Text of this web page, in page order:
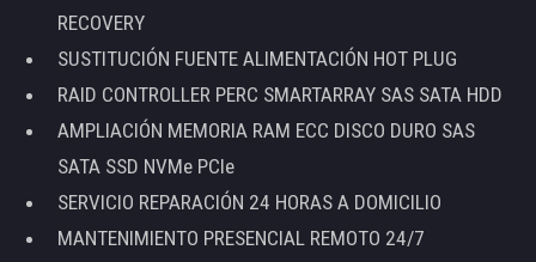
RECOVERY
SUSTITUCIÓN FUENTE ALIMENTACIÓN HOT PLUG
RAID CONTROLLER PERC SMARTARRAY SAS SATA HDD
AMPLIACIÓN MEMORIA RAM ECC DISCO DURO SAS
SATA SSD NVMe PCIe
SERVICIO REPARACIÓN 24 HORAS A DOMICILIO
MANTENIMIENTO PRESENCIAL REMOTO 24/7